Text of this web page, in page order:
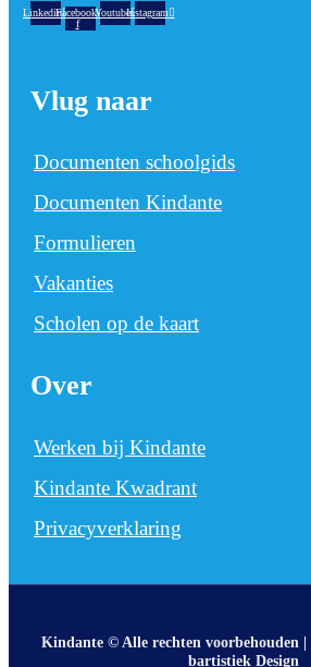
LinkedinFacebook-
f
YoutubeInstagram
Vlug naar
Documenten schoolgids
Documenten Kindante
Formulieren
Vakanties
Scholen op de kaart
Over
Werken bij Kindante
Kindante Kwadrant
Privacyverklaring
Kindante © Alle rechten voorbehouden
bartistiek Design